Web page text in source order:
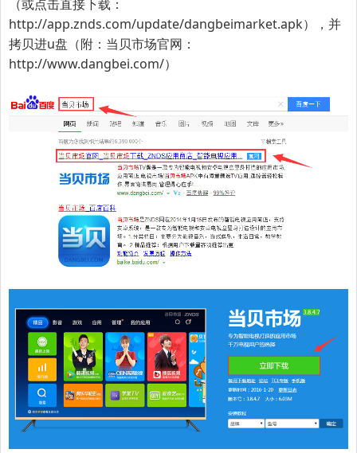
（或点击直接下载：
http://app.znds.com/update/dangbeimarket.apk），并
拷贝进u盘（附：当贝市场官网：
http://www.dangbei.com/）